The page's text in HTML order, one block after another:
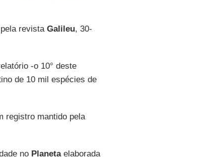
revista Galileu, 30-
-o 10° deste
de 10 mil espécies de
registro mantido pela
no Planetaelaborada